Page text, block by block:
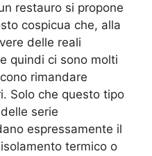
restauro si propone
cospicua che, alla
delle reali
quindi ci sono molti
rimandare
Solo che questo tipo
serie
espressamente il
termico o